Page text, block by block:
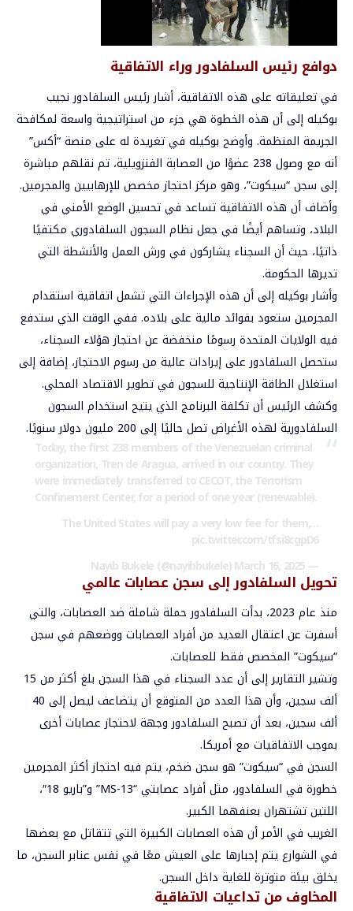
دوافع رئيس السلفادور وراء الاتفاقية
في تعليقاته على هذه الاتفاقية، أشار رئيس السلفادور نجيب
بوكيله إلى أن هذه الخطوة هي جزء من استراتيجية واسعة لمكافحة
الجريمة المنظمة. وأوضح بوكيله في تغريدة له على منصة “أكس”
أنه مع وصول 238 عضوًا من العصابة الفنزويلية، تم نقلهم مباشرة
إلى سجن “سيكوت”، وهو مركز احتجاز مخصص للإرهابيين والمجرمين.
وأضاف أن هذه الاتفاقية تساعد في تحسين الوضع الأمني في
البلاد، وتساهم أيضًا في جعل نظام السجون السلفادوري مكتفيًا
ذاتيًا، حيث أن السجناء يشاركون في ورش العمل والأنشطة التي
تديرها الحكومة.
وأشار بوكيله إلى أن هذه الإجراءات التي تشمل اتفاقية استقدام
المجرمين ستعود بفوائد مالية على بلاده. ففي الوقت الذي ستدفع
فيه الولايات المتحدة رسومًا منخفضة عن احتجاز هؤلاء السجناء،
ستحصل السلفادور على إيرادات عالية من رسوم الاحتجاز، إضافة إلى
استغلال الطاقة الإنتاجية للسجون في تطوير الاقتصاد المحلي.
وكشف الرئيس أن تكلفة البرنامج الذي يتيح استخدام السجون
السلفادورية لهذه الأغراض تصل حاليًا إلى 200 مليون دولار سنويًا.
Today, the first 238 members of the Venezuelan criminal
organization, Tren de Aragua, arrived in our country. They
were immediately transferred to CECOT, the Terrorism
Confinement Center, for a period of one year (renewable).
The United States will pay a very low fee for them,…
pic.twitter.com/tfsi8cgpD6
— Nayib Bukele (@nayibbukele)
March 16, 2025
تحويل السلفادور إلى سجن عصابات عالمي
منذ عام 2023، بدأت السلفادور حملة شاملة ضد العصابات، والتي
أسفرت عن اعتقال العديد من أفراد العصابات ووضعهم في سجن
“سيكوت” المخصص فقط للعصابات.
وتشير التقارير إلى أن عدد السجناء في هذا السجن بلغ أكثر من 15
ألف سجين، وأن هذا العدد من المتوقع أن يتضاعف ليصل إلى 40
ألف سجين، بعد أن تصبح السلفادور وجهة لاحتجاز عصابات أخرى
بموجب الاتفاقيات مع أمريكا.
السجن في “سيكوت” هو سجن ضخم، يتم فيه احتجاز أكثر المجرمين
خطورة في السلفادور، مثل أفراد عصابتي “MS-13” و”باريو 18″،
اللتين تشتهران بعنفهما الكبير.
الغريب في الأمر أن هذه العصابات الكبيرة التي تتقاتل مع بعضها
في الشوارع يتم إجبارها على العيش معًا في نفس عنابر السجن، ما
يخلق بيئة متوترة للغاية داخل السجن.
المخاوف من تداعيات الاتفاقية